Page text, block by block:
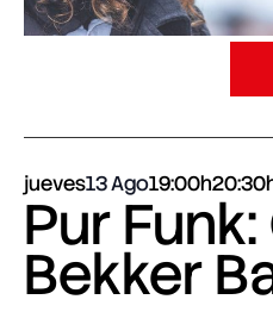
jueves13 Ago19:00h
Pur
Bekker